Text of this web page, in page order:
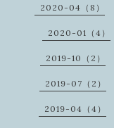
2020-04（8）
2020-01（4）
2019-10（2）
2019-07（2）
2019-04（4）